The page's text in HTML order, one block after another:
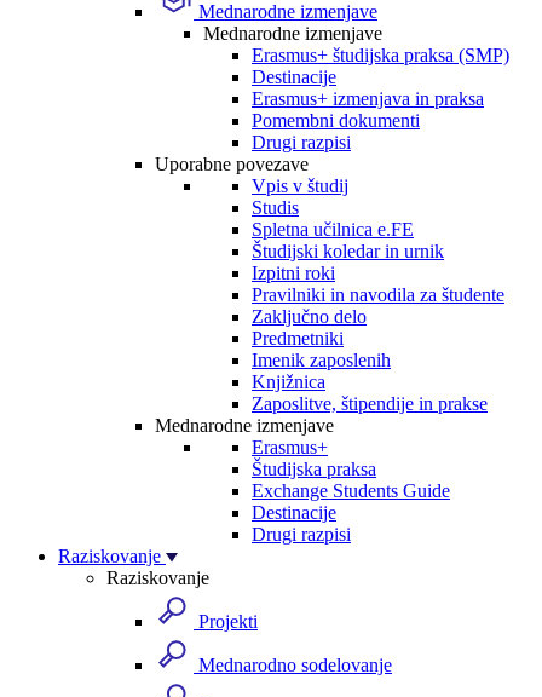
Mednarodne izmenjave
Mednarodne izmenjave
Erasmus+ študijska praksa (SMP)
Destinacije
Erasmus+ izmenjava in praksa
Pomembni dokumenti
Drugi razpisi
Uporabne povezave
Vpis v študij
Studis
Spletna učilnica e.FE
Študijski koledar in urnik
Izpitni roki
Pravilniki in navodila za študente
Zaključno delo
Predmetniki
Imenik zaposlenih
Knjižnica
Zaposlitve, štipendije in prakse
Mednarodne izmenjave
Erasmus+
Študijska praksa
Exchange Students Guide
Destinacije
Drugi razpisi
Raziskovanje
Raziskovanje
Projekti
Mednarodno sodelovanje